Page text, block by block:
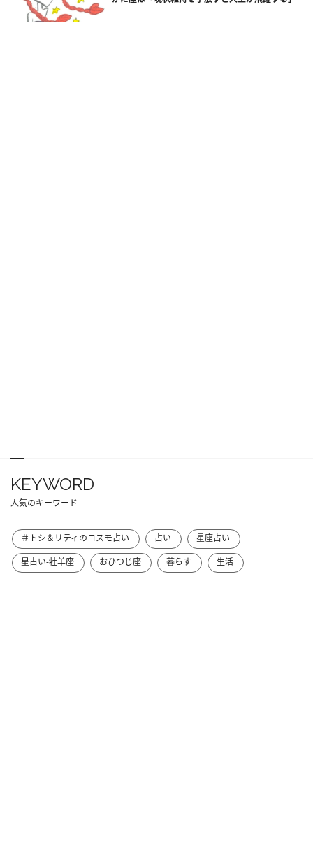
KEYWORD
人気のキーワード
＃トシ＆リティのコスモ占い 占い
星座占い
星占い-牡羊座
おひつじ座 暮らす 生活